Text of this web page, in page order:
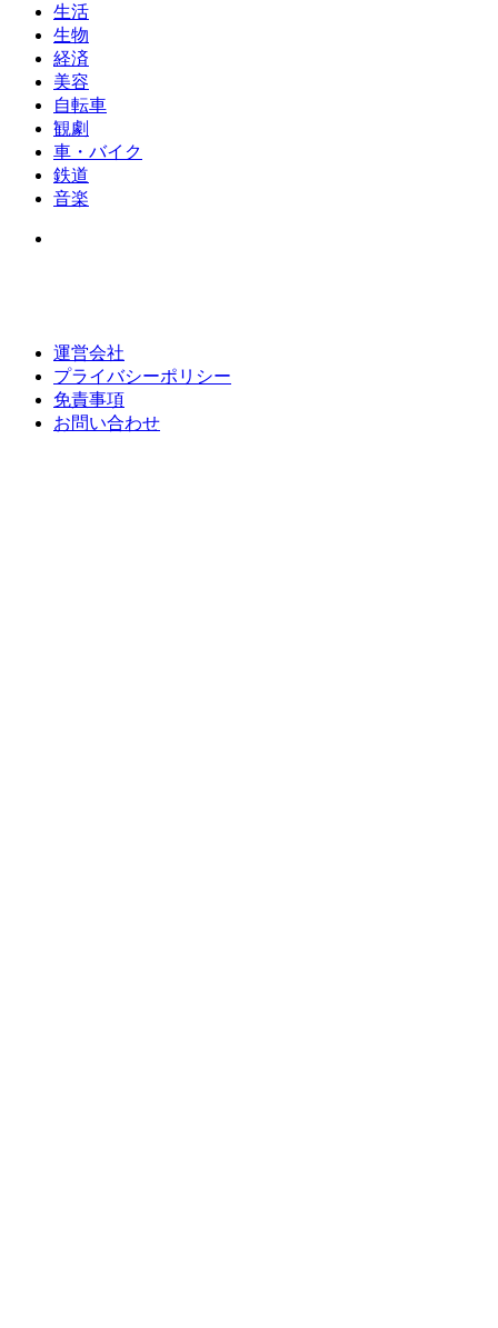
生活
生物
経済
美容
自転車
観劇
車・バイク
鉄道
音楽
運営会社
プライバシーポリシー
免責事項
お問い合わせ